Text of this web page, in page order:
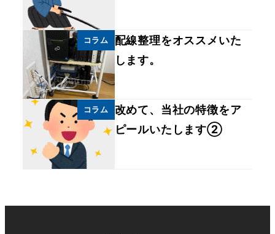
コラム
配線整理をオススメいた
します。
コラム
改めて、当社の特徴をア
ピールいたします②